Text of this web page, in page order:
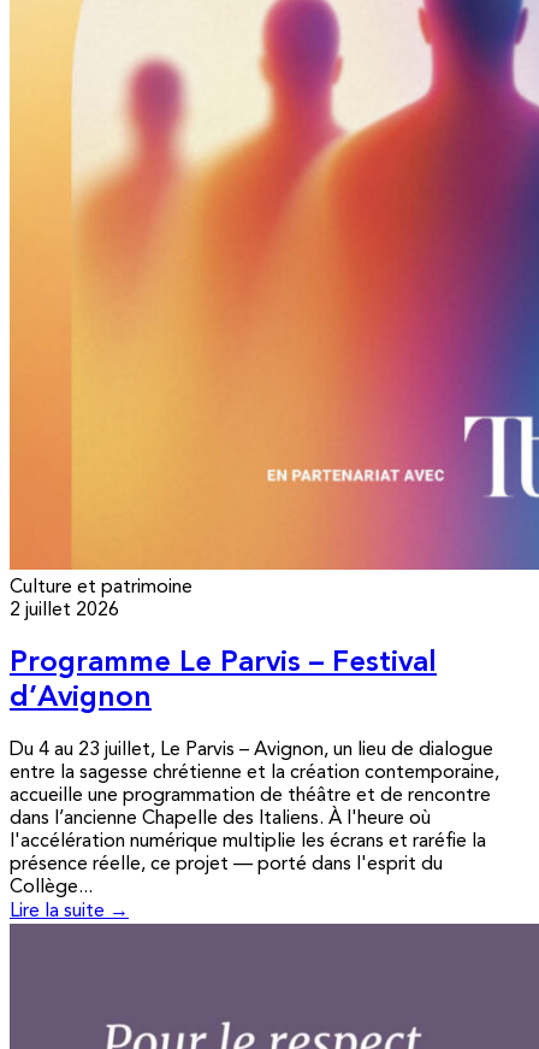
Culture et patrimoine
2 juillet 2026
Programme Le Parvis – Festival
d’Avignon
Du 4 au 23 juillet, Le Parvis – Avignon, un lieu de dialogue
entre la sagesse chrétienne et la création contemporaine,
accueille une programmation de théâtre et de rencontre
dans l’ancienne Chapelle des Italiens. À l'heure où
l'accélération numérique multiplie les écrans et raréfie la
présence réelle, ce projet — porté dans l'esprit du
Collège...
Lire la suite →